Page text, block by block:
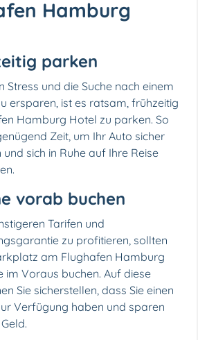
Hamburg
parken
Stress und die Suche nach einem
ersparen, ist es ratsam, frühzeitig
Hamburg Hotel zu parken. So
Zeit, um Ihr Auto sicher
sich in Ruhe auf Ihre Reise
vorab buchen
Tarifen und
zu profitieren, sollten
am Flughafen Hamburg
im Voraus buchen. Auf diese
Sie sicherstellen, dass Sie einen
Verfügung haben und sparen